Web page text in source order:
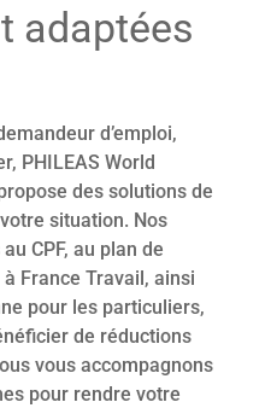
adaptées
d’emploi,
PHILEAS World
des solutions de
situation. Nos
CPF, au plan de
France Travail, ainsi
pour les particuliers,
de réductions
vous accompagnons
pour rendre votre